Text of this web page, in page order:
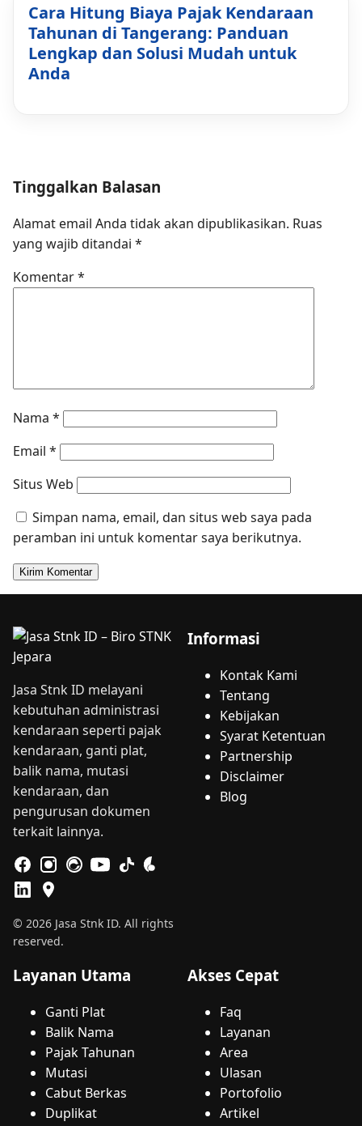
Cara Hitung Biaya Pajak Kendaraan
Tahunan di Tangerang: Panduan
Lengkap dan Solusi Mudah untuk
Anda
Tinggalkan Balasan
Alamat email Anda tidak akan dipublikasikan. Ruas
yang wajib ditandai *
Komentar*
Nama *
Email *
Situs Web
Simpan nama, email, dan situs web saya pada
peramban ini untuk komentar saya berikutnya.
Jasa Stnk ID melayani
kebutuhan administrasi
kendaraan seperti pajak
kendaraan, ganti plat,
balik nama, mutasi
kendaraan, dan
pengurusan dokumen
terkait lainnya.
© 2026 Jasa Stnk ID. All rights
reserved.
Informasi
Kontak Kami
Tentang
Kebijakan
Syarat Ketentuan
Partnership
Disclaimer
Blog
Layanan Utama
Ganti Plat
Balik Nama
Pajak Tahunan
Mutasi
Cabut Berkas
Duplikat
Akses Cepat
Faq
Layanan
Area
Ulasan
Portofolio
Artikel